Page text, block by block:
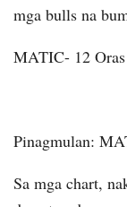
mga bulls na
MATIC- 12
Pinagmulan:
Sa mga chart,